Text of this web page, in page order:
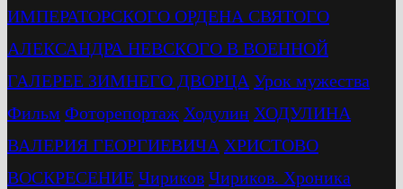
ИМПЕРАТОРСКОГО ОРДЕНА СВЯТОГО
АЛЕКСАНДРА НЕВСКОГО В ВОЕННОЙ
ГАЛЕРЕЕ ЗИМНЕГО ДВОРЦА Урок мужества
Фильм Фоторепортаж Ходулин ХОДУЛИНА
ВАЛЕРИЯ ГЕОРГИЕВИЧА ХРИСТОВО
ВОСКРЕСЕНИЕ Чириков Чириков. Хроника